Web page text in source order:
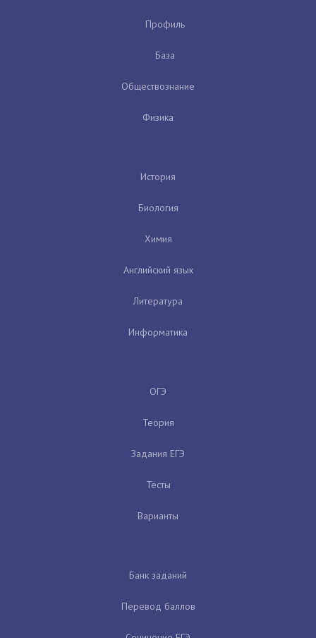
Профиль
База
Обществознание
Физика
История
Биология
Химия
Английский язык
Литература
Информатика
ОГЭ
Теория
Задания ЕГЭ
Тесты
Варианты
Банк заданий
Перевод баллов